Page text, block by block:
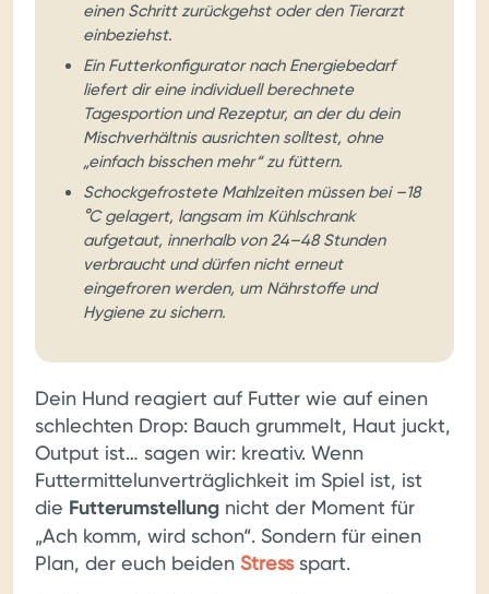
einen Schritt zurückgehst oder den Tierarzt
einbeziehst.
Ein Futterkonfigurator nach Energiebedarf
liefert dir eine individuell berechnete
Tagesportion und Rezeptur, an der du dein
Mischverhältnis ausrichten solltest, ohne
„einfach bisschen mehr“ zu füttern.
Schockgefrostete Mahlzeiten müssen bei –18
°C gelagert, langsam im Kühlschrank
aufgetaut, innerhalb von 24–48 Stunden
verbraucht und dürfen nicht erneut
eingefroren werden, um Nährstoffe und
Hygiene zu sichern.
Dein Hund reagiert auf Futter wie auf einen
schlechten Drop: Bauch grummelt, Haut juckt,
Output ist… sagen wir: kreativ. Wenn
Futtermittelunverträglichkeit im Spiel ist, ist
die Futterumstellung nicht der Moment für
„Ach komm, wird schon“. Sondern für einen
Plan, der euch beiden Stressspart.